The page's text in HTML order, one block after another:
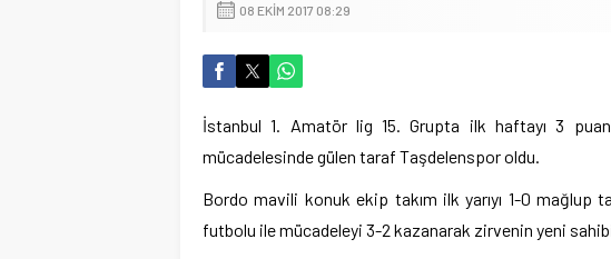
08 EKIM 2017 08:29
İstanbul 1. Amatör lig 15. Grupta ilk haftayı 3
mücadelesinde gülen taraf Taşdelenspor oldu.
Bordo mavili konuk ekip takım ilk yarıyı 1-0 mağlup
futbolu ile mücadeleyi 3-2 kazanarak zirvenin yeni